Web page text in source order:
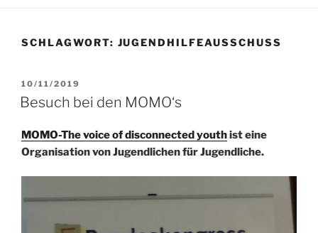
SCHLAGWORT: JUGENDHILFEAUSSCHUSS
VERÖFFENTLICHT
AM
10/11/2019
Besuch bei den MOMO‘s
MOMO-The voice of disconnected youthist eine
Organisation von Jugendlichen für Jugendliche.